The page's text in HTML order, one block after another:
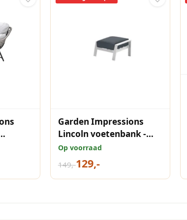
Garden Impressions
Lincoln voetenbank -
mat wit - reflex black
Op voorraad
149,-129,-